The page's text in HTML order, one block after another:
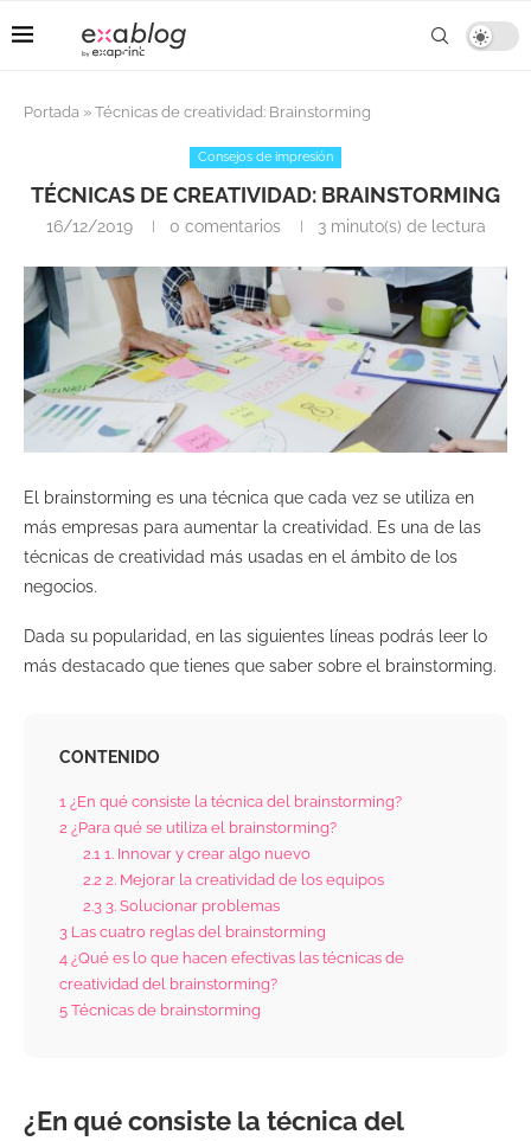
Portada » Técnicas de creatividad: Brainstorming
Consejos de impresión
TÉCNICAS DE CREATIVIDAD: BRAINSTORMING
16/12/2019 0 comentarios 3 minuto(s) de lectura
El brainstorming es una técnica que cada vez se utiliza en
más empresas para aumentar la creatividad. Es una de las
técnicas de creatividad más usadas en el ámbito de los
negocios.
Dada su popularidad, en las siguientes líneas podrás leer lo
más destacado que tienes que saber sobre el brainstorming.
CONTENIDO
1 ¿En qué consiste la técnica del brainstorming?
2 ¿Para qué se utiliza el brainstorming?
2.1 1. Innovar y crear algo nuevo
2.2 2. Mejorar la creatividad de los equipos
2.3 3. Solucionar problemas
3 Las cuatro reglas del brainstorming
4 ¿Qué es lo que hacen efectivas las técnicas de
creatividad del brainstorming?
5Técnicas de brainstorming
¿En qué consiste la técnica del